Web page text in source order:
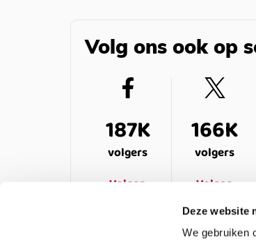
Deze website
We gebruiken
Volg ons ook op
187K
volgers
Volgen
166K
volgers
Volgen